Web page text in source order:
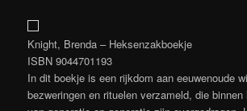
Knight, Brenda – Heksenzakboekje
ISBN 9044701193
In dit boekje is een rijkdom aan eeuwenoude
bezweringen en rituelen verzameld, die